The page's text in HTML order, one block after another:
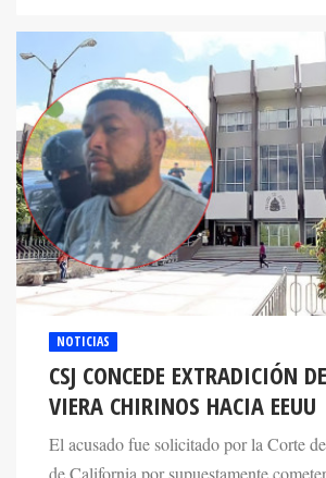
NOTICIAS
CSJ CONCEDE EXTRADICIÓN
VIERA CHIRINOS HACIA EEUU
El acusado fue solicitado por la Corte